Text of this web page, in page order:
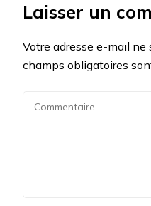
Laisser un
Votre adresse e-mail ne
champs obligatoires